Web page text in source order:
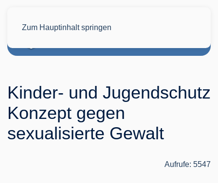
Zum Hauptinhalt springen
Kinder- und Jugendschutz
Konzept gegen
sexualisierte Gewalt
Aufrufe: 5547